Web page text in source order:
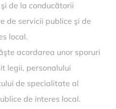
de la conducătorii
de servicii publice şi de
local.
acordarea unor sporuri
legii, personalului
de specialitate al
de interes local.